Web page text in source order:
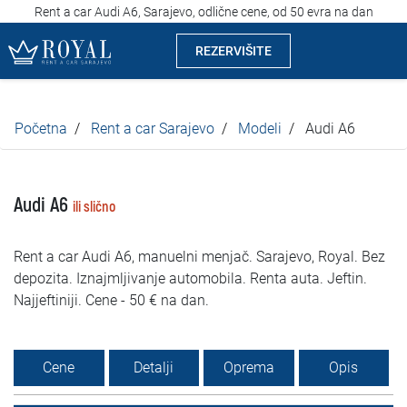
Rent a car Audi A6, Sarajevo, odlične cene, od 50 evra na dan
REZERVIŠITE
Kompanija
Iznajmljivanje vozila
Uslovi najma
Početna Rent a car Sarajevo Modeli Audi A6
Audi A6 ili slično
Rent a car Audi A6, manuelni menjač. Sarajevo, Royal. Bez
depozita. Iznajmljivanje automobila. Renta auta. Jeftin.
Najjeftiniji. Cene - 50 € na dan.
Cene Detalji Oprema Opis